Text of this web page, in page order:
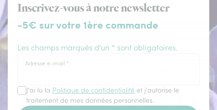
Inscrivez-vous à notre newsletter
-5€ sur votre 1ère commande
Les champs marqués d'un * sont obligatoires.
Adresse e-mail *
J'ai lu la Politique de confidentialité et j'autorise le
traitement de mes données personnelles.